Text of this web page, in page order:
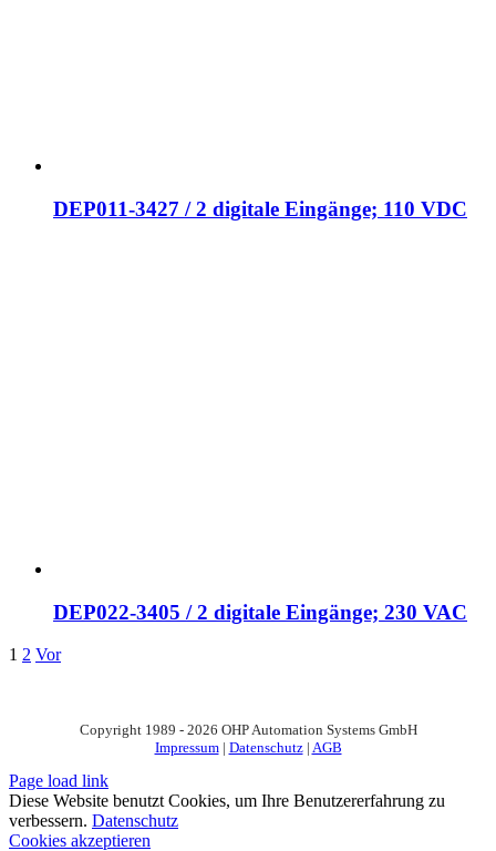
DEP011-3427 / 2 digitale Eingänge; 110 VDC
DEP022-3405 / 2 digitale Eingänge; 230 VAC
1 2 Vor
Copyright 1989 - 2026 OHP Automation Systems GmbH
Impressum| Datenschutz| AGB
Page load link
Diese Website benutzt Cookies, um Ihre Benutzererfahrung zu
verbessern. Datenschutz
Cookies akzeptieren